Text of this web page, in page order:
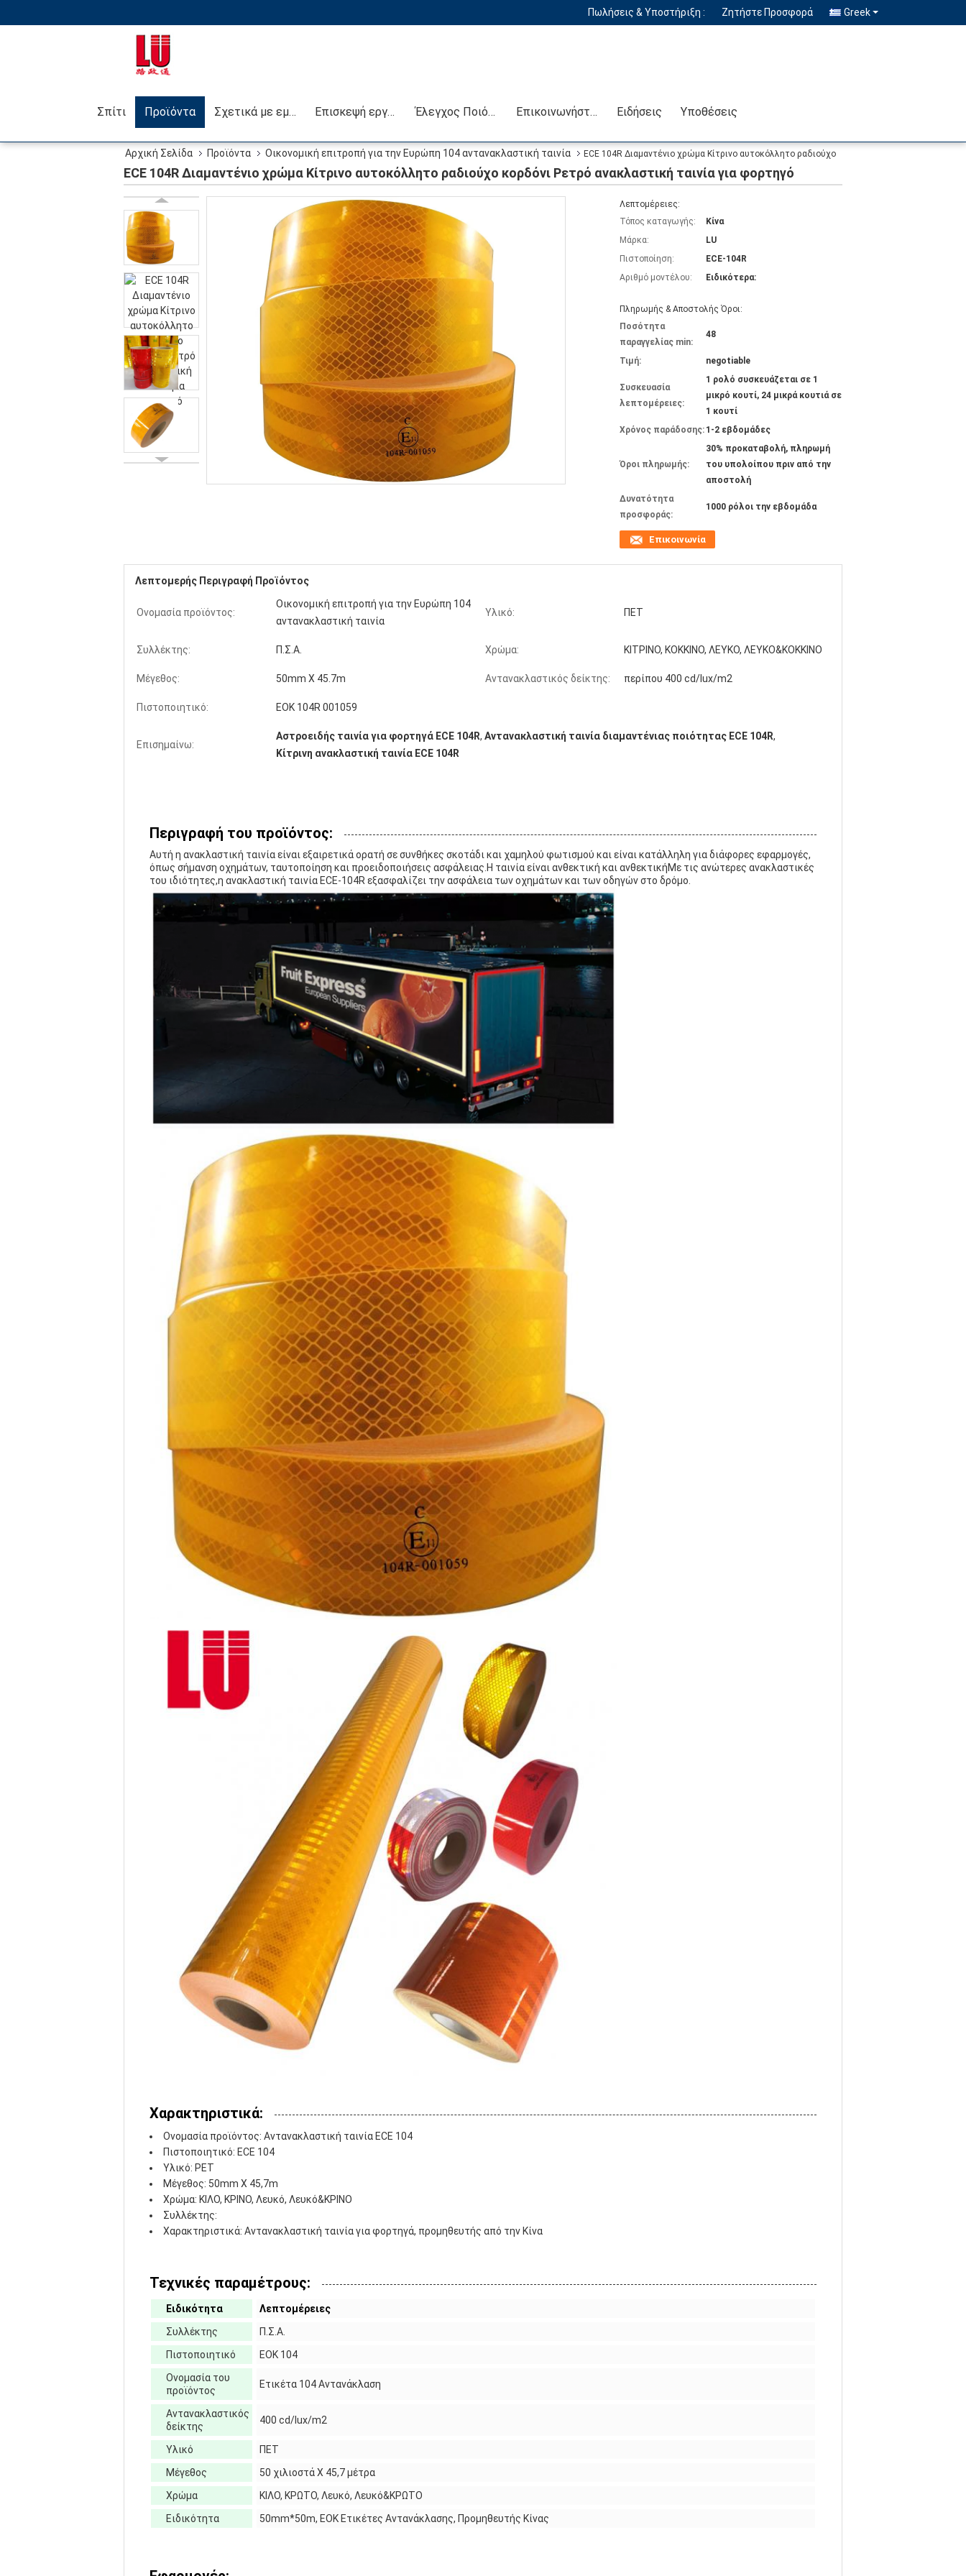
Πωλήσεις & Υποστήριξη : Ζητήστε Προσφορά Greek
Σπίτι Προϊόντα Σχετικά με εμάς Επισκεψή εργοστασίου Έλεγχος Ποιότητας Επικοινωνήστε μαζί μας Ειδήσεις Υποθέσεις
Αρχική Σελίδα Προϊόντα Οικονομική επιτροπή για την Ευρώπη 104 αντανακλαστική ταινία
ECE 104R Διαμαντένιο χρώμα Κίτρινο αυτοκόλλητο ραδιούχο
κορδόνι Ρετρό ανακλαστική ταινία για φορτηγό
ECE 104R Διαμαντένιο χρώμα Κίτρινο αυτοκόλλητο ραδιούχο κορδόνι Ρετρό ανακλαστική ταινία για φορτηγό
Λεπτομέρειες:
Τόπος καταγωγής:
Κίνα
Μάρκα:
LU
Πιστοποίηση:
ECE-104R
Αριθμό μοντέλου:
Ειδικότερα:
Πληρωμής & Αποστολής Όροι:
Ποσότητα
παραγγελίας min:
48
Τιμή: negotiable
Συσκευασία
λεπτομέρειες:
1 ρολό συσκευάζεται σε 1
μικρό κουτί, 24 μικρά κουτιά σε
1 κουτί
Χρόνος παράδοσης: 1-2 εβδομάδες
Όροι πληρωμής:
30% προκαταβολή, πληρωμή
του υπολοίπου πριν από την
αποστολή
Δυνατότητα
προσφοράς:
1000 ρόλοι την εβδομάδα
Επικοινωνία
Λεπτομερής Περιγραφή Προϊόντος
Ονομασία προϊόντος:
Οικονομική επιτροπή για την Ευρώπη 104
αντανακλαστική ταινία
Υλικό: ΠΕΤ
Συλλέκτης: Π.Σ.Α. Χρώμα: ΚΙΤΡΙΝΟ, ΚΟΚΚΙΝΟ, ΛΕΥΚΟ, ΛΕΥΚΟ&ΚΟΚΚΙΝΟ
Μέγεθος: 50mm X 45.7m Αντανακλαστικός δείκτης: περίπου 400 cd/lux/m2
Πιστοποιητικό: ΕΟΚ 104R 001059
Επισημαίνω:
Αστροειδής ταινία για φορτηγά ECE 104R, Αντανακλαστική ταινία διαμαντένιας ποιότητας ECE 104R,
Κίτρινη ανακλαστική ταινία ECE 104R
Περιγραφή του προϊόντος:
Αυτή η ανακλαστική ταινία είναι εξαιρετικά ορατή σε συνθήκες σκοτάδι και χαμηλού φωτισμού και είναι κατάλληλη για διάφορες εφαρμογές,
όπως σήμανση οχημάτων, ταυτοποίηση και προειδοποιήσεις ασφάλειας.Η ταινία είναι ανθεκτική και ανθεκτικήΜε τις ανώτερες ανακλαστικές
του ιδιότητες,η ανακλαστική ταινία ECE-104R εξασφαλίζει την ασφάλεια των οχημάτων και των οδηγών στο δρόμο.
Χαρακτηριστικά:
Ονομασία προϊόντος: Αντανακλαστική ταινία ECE 104
Πιστοποιητικό: ECE 104
Υλικό: PET
Μέγεθος: 50mm X 45,7m
Χρώμα: ΚΙΛΟ, ΚΡΙΝΟ, Λευκό, Λευκό&ΚΡΙΝΟ
Συλλέκτης:
Χαρακτηριστικά: Αντανακλαστική ταινία για φορτηγά, προμηθευτής από την Κίνα
Τεχνικές παραμέτρους:
Ειδικότητα
Λεπτομέρειες
Συλλέκτης
Π.Σ.Α.
Πιστοποιητικό
ΕΟΚ 104
Ονομασία του
προϊόντος
Ετικέτα 104 Αντανάκλαση
Αντανακλαστικός
δείκτης
400 cd/lux/m2
Υλικό
ΠΕΤ
Μέγεθος
50 χιλιοστά X 45,7 μέτρα
Χρώμα
ΚΙΛΟ, ΚΡΩΤΟ, Λευκό, Λευκό&ΚΡΩΤΟ
Ειδικότητα
50mm*50m, ΕΟΚ Ετικέτες Αντανάκλασης, Προμηθευτής Κίνας